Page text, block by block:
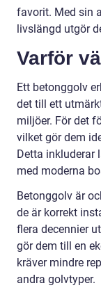
favorit. Med sin
livslängd utgör
Varför
Ett betonggolv
det till ett
miljöer. För det
vilket gör dem
Detta inkluderar
med moderna
Betonggolv är
de är korrekt
flera decennier
gör dem till en
kräver mindre
andra golvtyper.